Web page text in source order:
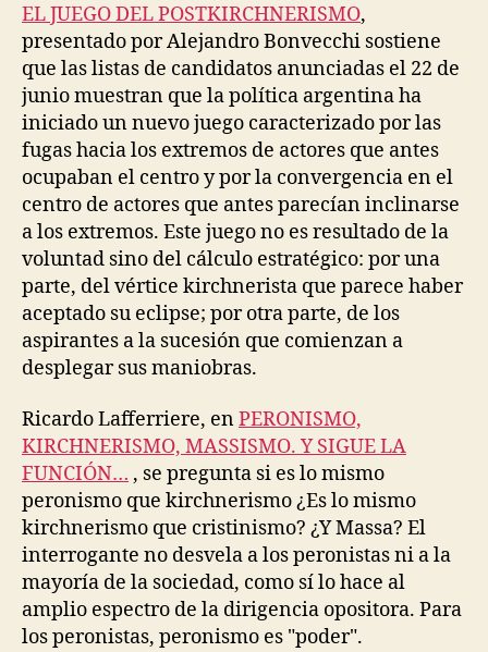
EL JUEGO DEL POSTKIRCHNERISMO,
presentado por Alejandro Bonvecchi sostiene
que las listas de candidatos anunciadas el 22 de
junio muestran que la política argentina ha
iniciado un nuevo juego caracterizado por las
fugas hacia los extremos de actores que antes
ocupaban el centro y por la convergencia en el
centro de actores que antes parecían inclinarse
a los extremos. Este juego no es resultado de la
voluntad sino del cálculo estratégico: por una
parte, del vértice kirchnerista que parece haber
aceptado su eclipse; por otra parte, de los
aspirantes a la sucesión que comienzan a
desplegar sus maniobras.
Ricardo Lafferriere, enPERONISMO,
KIRCHNERISMO, MASSISMO. Y SIGUE LA
FUNCIÓN… , se pregunta si es lo mismo
peronismo que kirchnerismo ¿Es lo mismo
kirchnerismo que cristinismo? ¿Y Massa? El
interrogante no desvela a los peronistas ni a la
mayoría de la sociedad, como sí lo hace al
amplio espectro de la dirigencia opositora. Para
los peronistas, peronismo es "poder".